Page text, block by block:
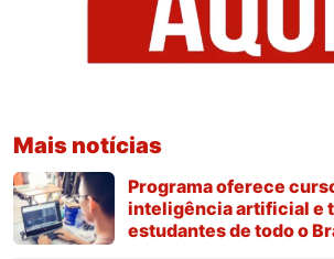
Mais notícias
Programa oferece
inteligência artificial e
estudantes de todo o